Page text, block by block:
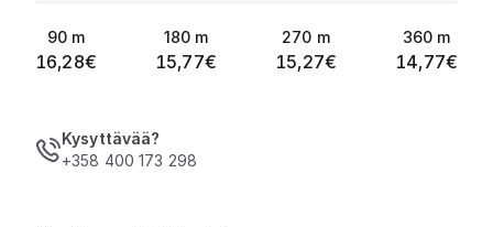
90 m
16,28€
180 m
15,77€
270 m
15,27€
360 m
14,77€
Kysyttävää?
+358 400 173 298